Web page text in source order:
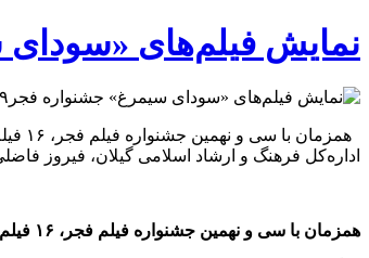
نمایش فیلم‌های «سودای
اداره‌کل فرهنگ و ارشاد اسلامی گیلان، فیروز
همزمان با سی و نهمین جشنواره فیلم فجر، ۱۶ فیلم بخش مسابقه ایران «سودای سیمرغ» این دوره از جشنواره در سینما ۲۲ بهمن رشت به‌نمایش درمی‌آید.